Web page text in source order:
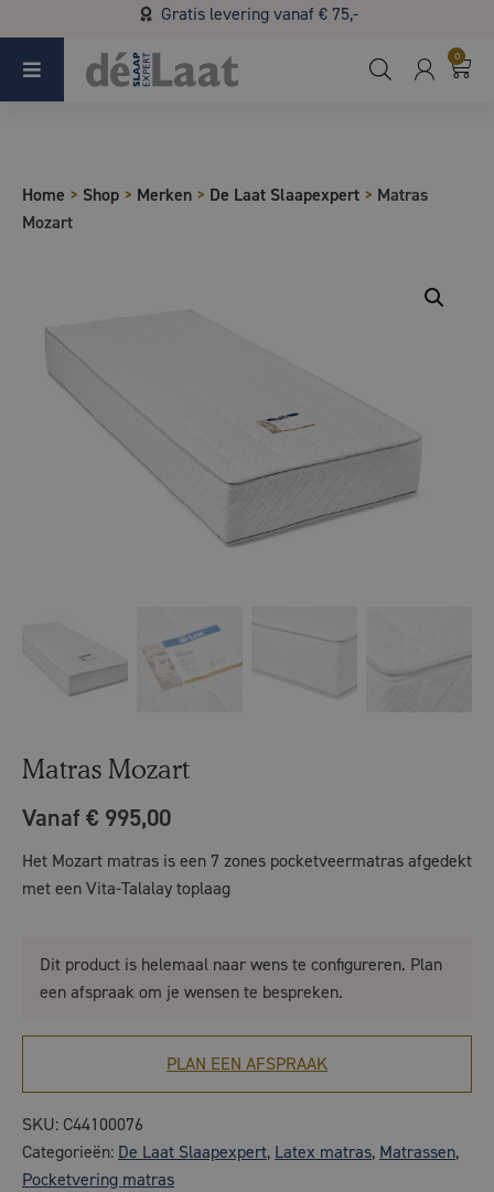
Gratis levering vanaf € 75,-
Koopzondag 29 maart in Bladel van 13.00 - 17.00
0
Home > Shop > Merken > De Laat Slaapexpert > Matras
Mozart
Matras Mozart
Vanaf € 995,00
Het Mozart matras is een 7 zones pocketveermatras afgedekt
met een Vita-Talalay toplaag
Dit product is helemaal naar wens te configureren. Plan
een afspraak om je wensen te bespreken.
PLAN EEN AFSPRAAK
SKU: C44100076
Categorieën: De Laat Slaapexpert, Latex matras, Matrassen,
Pocketvering matras